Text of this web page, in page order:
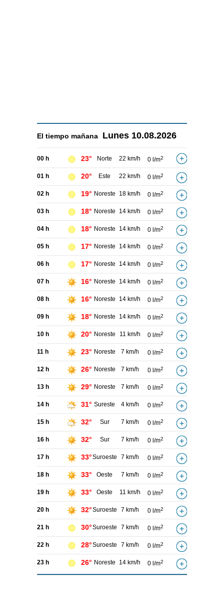
El tiempo mañana Lunes 10.08.2026
00 h 23° Norte 22 km/h 0 l/m2
01 h 20° Este 22 km/h 0 l/m2
02 h 19° Noreste 18 km/h 0 l/m2
03 h 18° Noreste 14 km/h 0 l/m2
04 h 18° Noreste 14 km/h 0 l/m2
05 h 17° Noreste 14 km/h 0 l/m2
06 h 17° Noreste 14 km/h 0 l/m2
07 h 16° Noreste 14 km/h 0 l/m2
08 h 16° Noreste 14 km/h 0 l/m2
09 h 18° Noreste 14 km/h 0 l/m2
10 h 20° Noreste 11 km/h 0 l/m2
11 h 23° Noreste 7 km/h 0 l/m2
12 h 26° Noreste 7 km/h 0 l/m2
13 h 29° Noreste 7 km/h 0 l/m2
14 h 31° Sureste 4 km/h 0 l/m2
15 h 32° Sur 7 km/h 0 l/m2
16 h 32° Sur 7 km/h 0 l/m2
17 h 33°Suroeste 7 km/h 0 l/m2
18 h 33° Oeste 7 km/h 0 l/m2
19 h 33° Oeste 11 km/h 0 l/m2
20 h 32°Suroeste 7 km/h 0 l/m2
21 h 30°Suroeste 7 km/h 0 l/m2
22 h 28°Suroeste 7 km/h 0 l/m2
23 h 26° Noreste 14 km/h 0 l/m2